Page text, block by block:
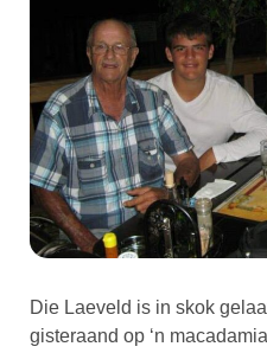
Die Laeveld is in skok
gisteraand op ‘n